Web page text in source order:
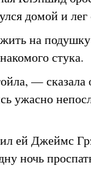
домой и лег
на
стука.
—
ужасно
ей Джеймс
ночь